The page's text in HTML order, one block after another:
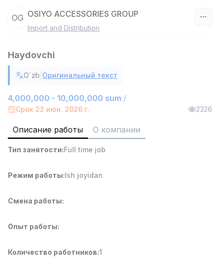
4,280,000 sum /
ASIAN
Full time job
Доставка
3,500,000 - 8,000,000 sum
Full time job
Ish joyidan
Руководитель отдела продаж
Full time job
Ish joyidan
Повар фастфуда
OG OSIYO ACCESSORIES GROUP
Import and Distribution
Haydovchi
O`zb Оригинальный текст
4,000,000 - 10,000,000 sum /
Срок 22 июн. 2026 г. 2326
Описание работы О компании
Тип занятости:Full time job
Режим работы:Ish joyidan
Смена работы:
Опыт работы:
Количество работников:1